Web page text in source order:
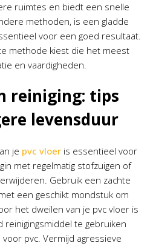
ruimtes en biedt een snelle
methoden, is een gladde
voor een goed resultaat.
methode kiest die het meest
en vaardigheden.
reiniging: tips
levensduur
je pvc vloer is essentieel voor
met regelmatig stofzuigen of
Gebruik een zachte
een geschikt mondstuk om
het dweilen van je pvc vloer is
reinigingsmiddel te gebruiken
pvc. Vermijd agressieve